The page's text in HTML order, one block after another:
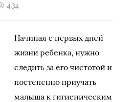
434
Начиная с первых дней
жизни ребенка, нужно
следить за его чистотой и
постепенно приучать
малыша к гигиеническим